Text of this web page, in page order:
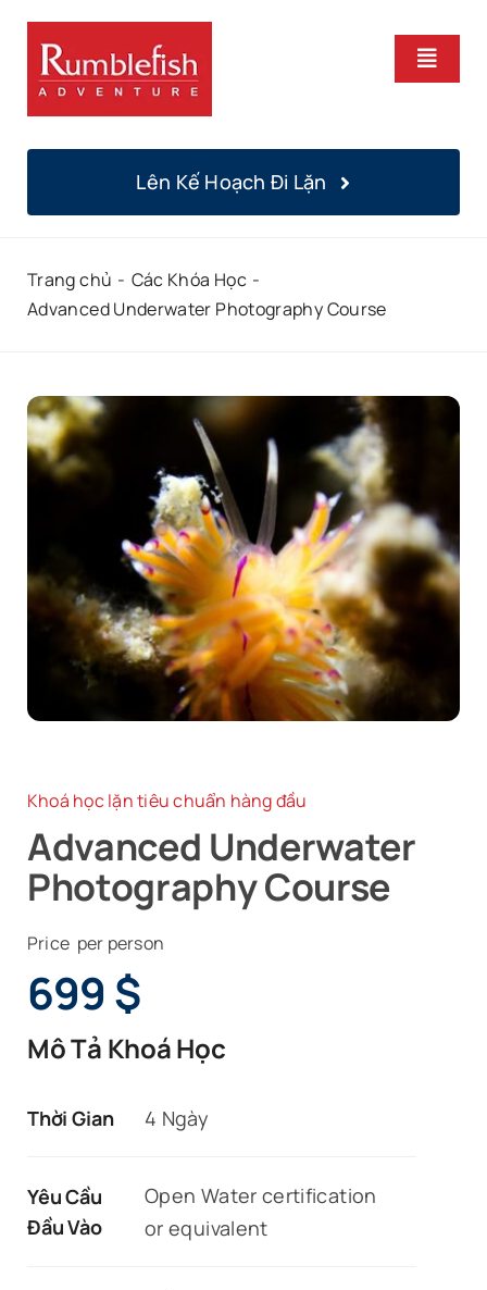
dung
Trang Chủ
Khoá Học
Lặn Hàng Ngày
Chúng Tôi
Liên Hệ
Lên Kế Hoạch Đi Lặn
Trang chủ
Các Khóa Học
Advanced Underwater Photography Course
Khoá học lặn tiêu chuẩn hàng đầu
Advanced Underwater
Photography Course
Price per person
699 $
Mô Tả Khoá Học
Thời Gian 4 Ngày
Yêu Cầu
Đầu Vào
Open Water certification
or equivalent